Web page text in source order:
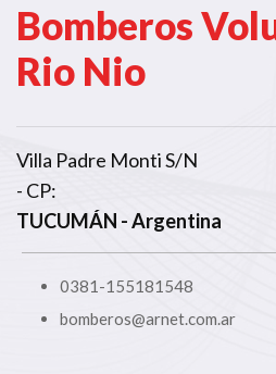
Bomberos
Rio Nio
Villa Padre Monti S/N
- CP:
TUCUMÁN - Argentina
0381-155181548
bomberos@arnet.com.ar